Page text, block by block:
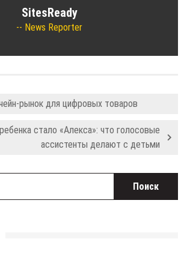
SitesReady
News Reporter
рынок для цифровых товаров
стало «Алекса»: что голосовые
ассистенты делают с детьми